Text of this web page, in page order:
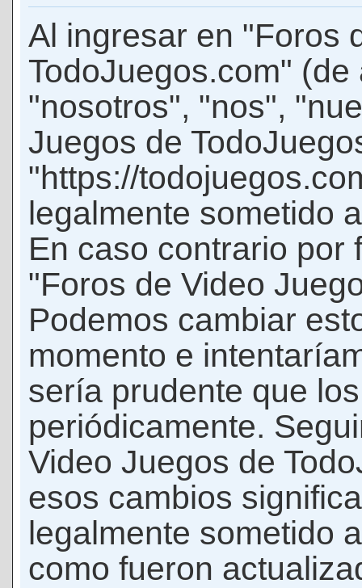
Al ingresar en "Foros
TodoJuegos.com"
"nosotros", "nos",
Juegos de
"https://
legalmente sometido
En caso contrario por
"Foros de Video
Podemos cambiar
momento e
sería prudente que
periódicamente.
Video Juegos de
esos cambios
legalmente sometido
como fueron